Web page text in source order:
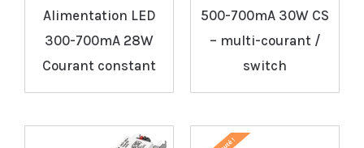
Alimentation LED
300-700mA 28W
Courant constant
500-700mA 30W CS
– multi-courant /
switch